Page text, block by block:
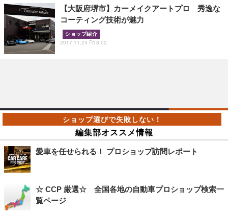
【大阪府堺市】カーメイクアートプロ 秀逸な
コーティング技術が魅力
ショップ紹介
2017.11.24 Fri 8:00
編集部オススメ情報
愛車を任せられる！ プロショップ訪問レポート
☆ CCP 厳選☆ 全国各地の自動車プロショップ検索一
覧ページ